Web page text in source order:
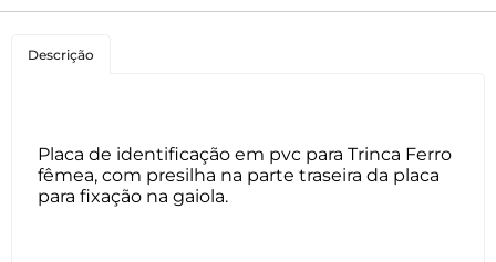
Descrição
Placa de identificação em pvc para Trinca Ferro
fêmea, com presilha na parte traseira da placa
para fixação na gaiola.